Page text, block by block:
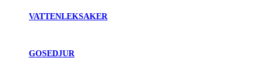
VATTENLEKSAKER
GOSEDJUR